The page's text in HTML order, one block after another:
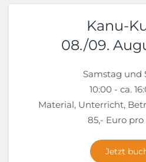
Kanu-
08./09.
Samstag und
10:00 - ca.
Material, Unterricht,
85,- Euro pro
Jetzt